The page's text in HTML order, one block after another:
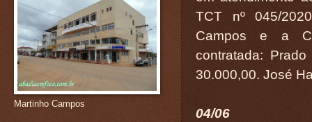
TCT nº 045/
Campos e a
contratada:
30.000,00. José
04/06
Martinho Campos